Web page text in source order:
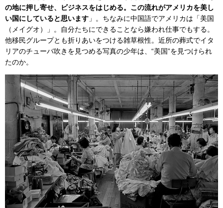
の地に押し寄せ、ビジネスをはじめる。この流れがアメリカを美し
い国にしていると思います 」。ちなみに中国語でアメリカは「美国
（メイグオ）」。自分たちにできることなら嫌われ仕事でもする。
他移民グループとも折りあいをつける雑草根性。近所の葬式でイタ
リアのチューバ吹きを見つめる写真の少年は、“美国”を見つけられ
たのか。